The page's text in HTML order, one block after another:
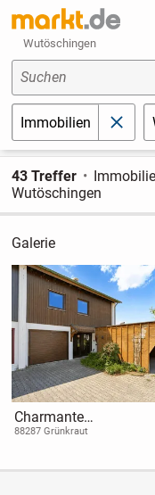
Wutöschingen
Suchen
Immobilien
43 Treffer
Wutöschingen
Galerie
Charmante
Doppelhaushälfte mit
Selbstverwirklichung
88287 Grünkraut